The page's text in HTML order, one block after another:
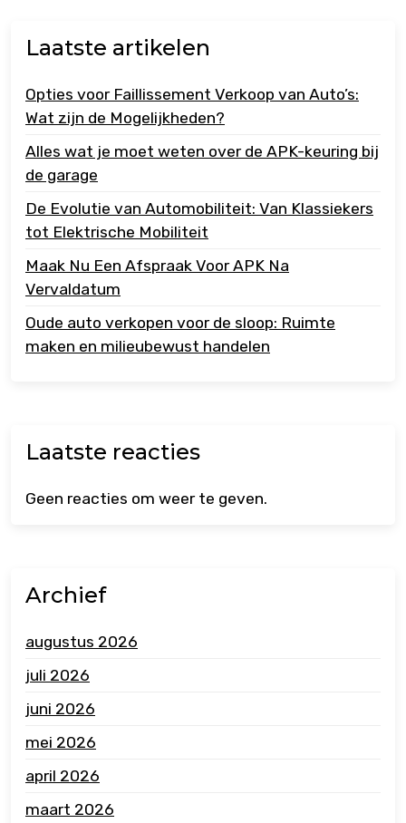
Laatste artikelen
Opties voor Faillissement Verkoop van Auto’s:
Wat zijn de Mogelijkheden?
Alles wat je moet weten over de APK-keuring bij
de garage
De Evolutie van Automobiliteit: Van Klassiekers
tot Elektrische Mobiliteit
Maak Nu Een Afspraak Voor APK Na
Vervaldatum
Oude auto verkopen voor de sloop: Ruimte
maken en milieubewust handelen
Laatste reacties
Geen reacties om weer te geven.
Archief
augustus 2026
juli 2026
juni 2026
mei 2026
april 2026
maart 2026